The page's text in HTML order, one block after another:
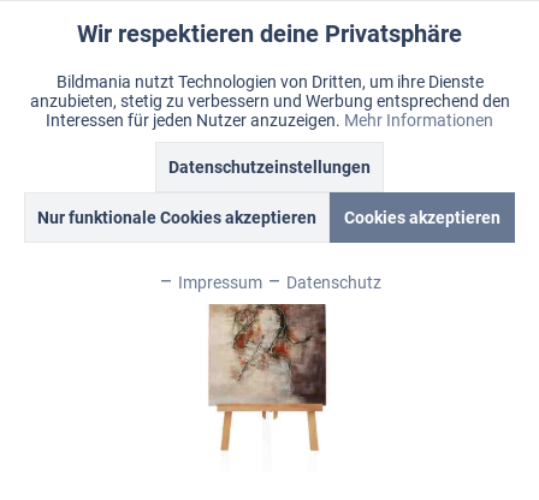
Warenkorb
Merkzettel Mein Konto
Menü
Bildmania > Ölbilder > abstrakte Ölbilder
Funktionale Aktiv
Marketing Inaktiv
Inaktiv
Wir respektieren deine Privatsphäre
Bildmania nutzt Technologien von Dritten, um ihre Dienste
anzubieten, stetig zu verbessern und Werbung entsprechend den
Interessen für jeden Nutzer anzuzeigen. Mehr Informationen
Datenschutzeinstellungen
Nur funktionale Cookies akzeptieren Cookies akzeptieren
Impressum Datenschutz